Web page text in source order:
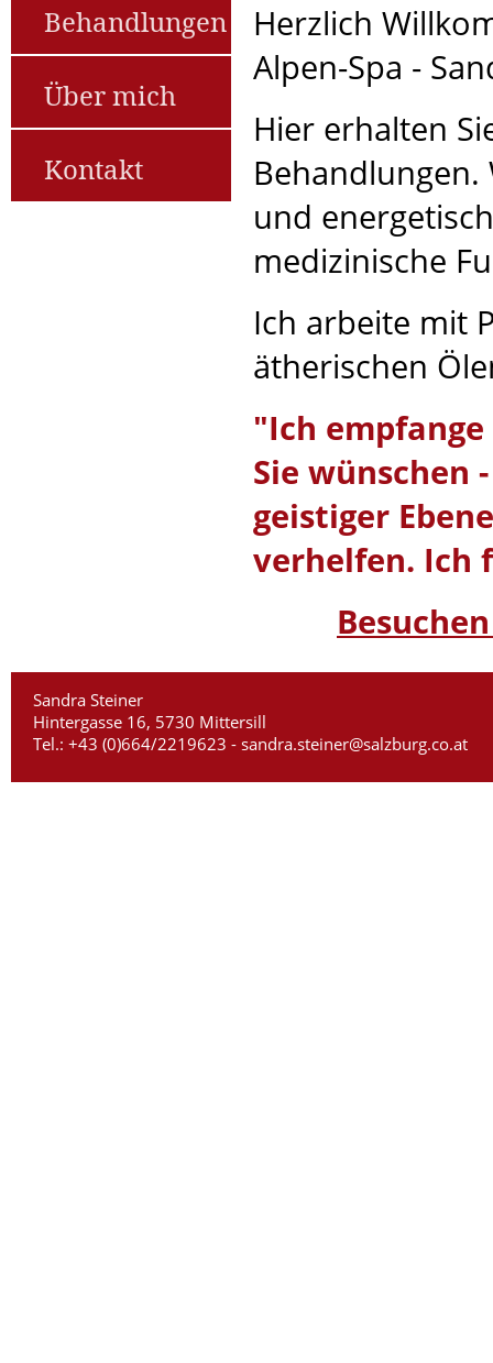
Behandlungen
Über mich
Kontakt
Herzlich
Alpen-Spa -
Hier erhalten
Behandlungen.
und
medizinische
Ich arbeite mit
ätherischen
"Ich
Sie wünschen
geistiger
verhelfen. Ich
Sandra Steiner
Hintergasse 16, 5730 Mittersill
Tel.: +43 (0)664/2219623 - sandra.steiner@salzburg.co.at